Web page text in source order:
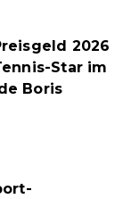
2026
Star im
Boris